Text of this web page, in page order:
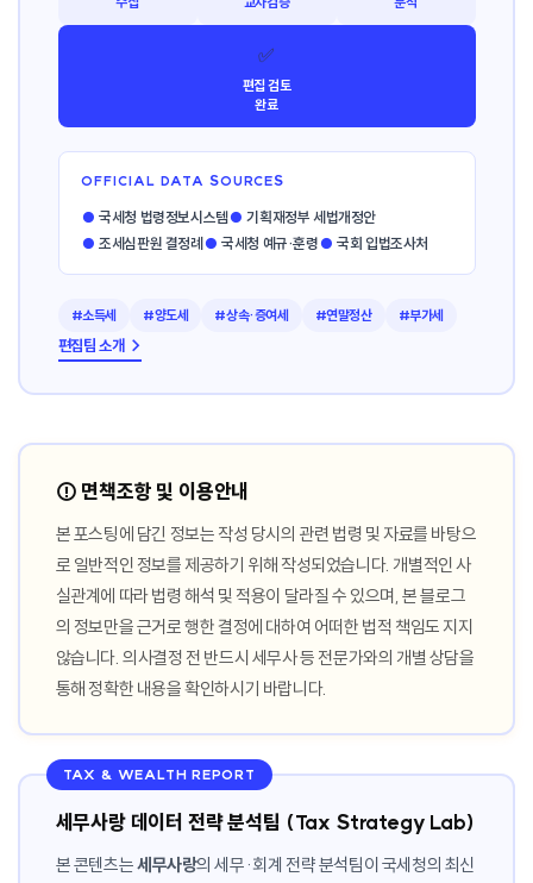
✅
편집 검토
완료
OFFICIAL DATA SOURCES
● 국세청 법령정보시스템● 기획재정부 세법개정안
● 조세심판원 결정례 ● 국세청 예규·훈령● 국회 입법조사처
#소득세 #양도세 #상속·증여세 #연말정산 #부가세
편집팀 소개 →
⚠️ 면책조항 및 이용안내
본 포스팅에 담긴 정보는 작성 당시의 관련 법령 및 자료를 바탕으
로 일반적인 정보를 제공하기 위해 작성되었습니다. 개별적인 사
실관계에 따라 법령 해석 및 적용이 달라질 수 있으며, 본 블로그
의 정보만을 근거로 행한 결정에 대하여 어떠한 법적 책임도 지지
않습니다. 의사결정 전 반드시 세무사 등 전문가와의 개별 상담을
통해 정확한 내용을 확인하시기 바랍니다.
TAX & WEALTH REPORT
세무사랑 데이터 전략 분석팀 (Tax Strategy Lab)
본 콘텐츠는세무사랑의 세무·회계 전략 분석팀이 국세청의 최신